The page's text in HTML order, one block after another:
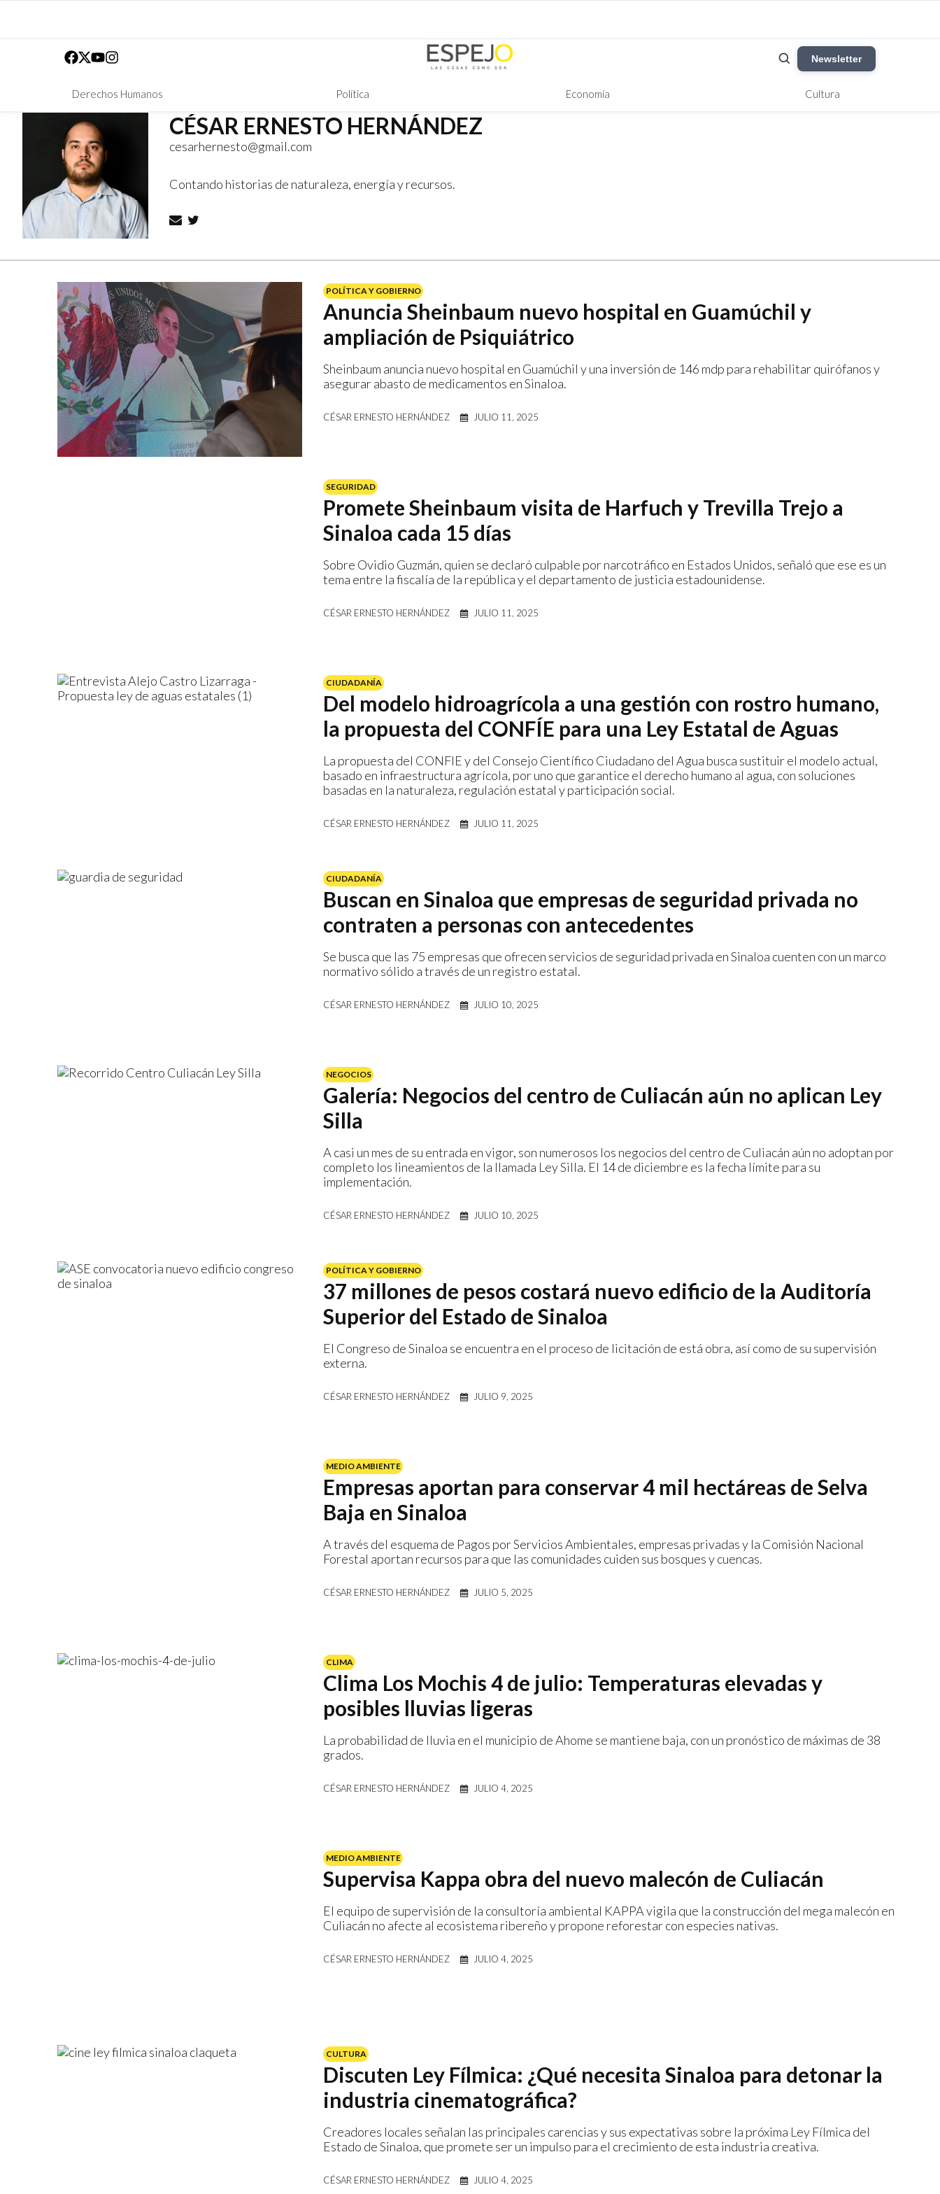
Newsletter
Derechos Humanos Política Economía Cultura
CÉSAR ERNESTO HERNÁNDEZ
cesarhernesto@gmail.com
Contando historias de naturaleza, energía y recursos.
POLÍTICA Y GOBIERNO
Anuncia Sheinbaum nuevo hospital en Guamúchil y
ampliación de Psiquiátrico
Sheinbaum anuncia nuevo hospital en Guamúchil y una inversión de 146 mdp para rehabilitar quirófanos y
asegurar abasto de medicamentos en Sinaloa.
CÉSAR ERNESTO HERNÁNDEZ JULIO 11, 2025
SEGURIDAD
Promete Sheinbaum visita de Harfuch y Trevilla Trejo a
Sinaloa cada 15 días
Sobre Ovidio Guzmán, quien se declaró culpable por narcotráfico en Estados Unidos, señaló que ese es un
tema entre la fiscalía de la república y el departamento de justicia estadounidense.
CÉSAR ERNESTO HERNÁNDEZ JULIO 11, 2025
CIUDADANÍA
Del modelo hidroagrícola a una gestión con rostro humano,
la propuesta del CONFÍE para una Ley Estatal de Aguas
La propuesta del CONFIE y del Consejo Científico Ciudadano del Agua busca sustituir el modelo actual,
basado en infraestructura agrícola, por uno que garantice el derecho humano al agua, con soluciones
basadas en la naturaleza, regulación estatal y participación social.
CÉSAR ERNESTO HERNÁNDEZ JULIO 11, 2025
CIUDADANÍA
Buscan en Sinaloa que empresas de seguridad privada no
contraten a personas con antecedentes
Se busca que las 75 empresas que ofrecen servicios de seguridad privada en Sinaloa cuenten con un marco
normativo sólido a través de un registro estatal.
CÉSAR ERNESTO HERNÁNDEZ JULIO 10, 2025
NEGOCIOS
Galería: Negocios del centro de Culiacán aún no aplican Ley
Silla
A casi un mes de su entrada en vigor, son numerosos los negocios del centro de Culiacán aún no adoptan por
completo los lineamientos de la llamada Ley Silla. El 14 de diciembre es la fecha límite para su
implementación.
CÉSAR ERNESTO HERNÁNDEZ JULIO 10, 2025
POLÍTICA Y GOBIERNO
37 millones de pesos costará nuevo edificio de la Auditoría
Superior del Estado de Sinaloa
El Congreso de Sinaloa se encuentra en el proceso de licitación de está obra, así como de su supervisión
externa.
CÉSAR ERNESTO HERNÁNDEZ JULIO 9, 2025
MEDIO AMBIENTE
Empresas aportan para conservar 4 mil hectáreas de Selva
Baja en Sinaloa
A través del esquema de Pagos por Servicios Ambientales, empresas privadas y la Comisión Nacional
Forestal aportan recursos para que las comunidades cuiden sus bosques y cuencas.
CÉSAR ERNESTO HERNÁNDEZ JULIO 5, 2025
CLIMA
Clima Los Mochis 4 de julio: Temperaturas elevadas y
posibles lluvias ligeras
La probabilidad de lluvia en el municipio de Ahome se mantiene baja, con un pronóstico de máximas de 38
grados.
CÉSAR ERNESTO HERNÁNDEZ JULIO 4, 2025
MEDIO AMBIENTE
Supervisa Kappa obra del nuevo malecón de Culiacán
El equipo de supervisión de la consultoría ambiental KAPPA vigila que la construcción del mega malecón en
Culiacán no afecte al ecosistema ribereño y propone reforestar con especies nativas.
CÉSAR ERNESTO HERNÁNDEZ JULIO 4, 2025
CULTURA
Discuten Ley Fílmica: ¿Qué necesita Sinaloa para detonar la
industria cinematográfica?
Creadores locales señalan las principales carencias y sus expectativas sobre la próxima Ley Fílmica del
Estado de Sinaloa, que promete ser un impulso para el crecimiento de esta industria creativa.
CÉSAR ERNESTO HERNÁNDEZ JULIO 4, 2025